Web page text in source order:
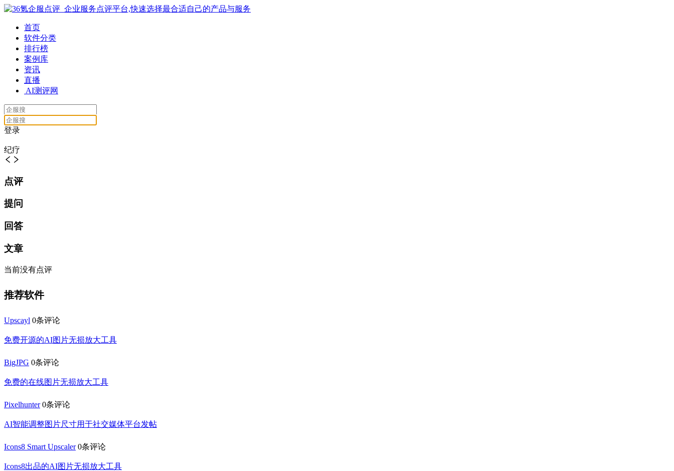
首页
软件分类
排行榜
案例库
资讯
直播
AI测评网
登录
纪疗
点评
提问
回答
文章
当前没有点评
推荐软件
Upscayl 0条评论
免费开源的AI图片无损放大工具
BigJPG 0条评论
免费的在线图片无损放大工具
Pixelhunter 0条评论
AI智能调整图片尺寸用于社交媒体平台发帖
Icons8 Smart Upscaler 0条评论
Icons8出品的AI图片无损放大工具